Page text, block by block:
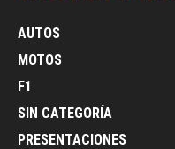
AUTOS
MOTOS
F1
SIN CATEGORÍA
PRESENTACIONES